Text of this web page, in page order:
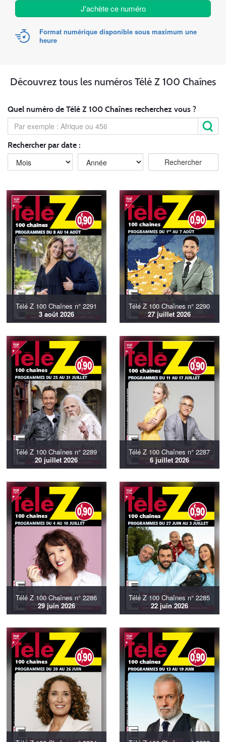
J'achète ce numéro
Format numérique disponible sous maximum une
heure
Découvrez tous les numéros Télé Z 100 Chaînes
Quel numéro de Télé Z 100 Chaînes recherchez vous ?
Rechercher par date :
Télé Z 100 Chaînes n° 2291
3 août 2026
Télé Z 100 Chaînes n° 2290
27 juillet 2026
Télé Z 100 Chaînes n° 2289
20 juillet 2026
Télé Z 100 Chaînes n° 2287
6 juillet 2026
Télé Z 100 Chaînes n° 2286
29 juin 2026
Télé Z 100 Chaînes n° 2285
22 juin 2026